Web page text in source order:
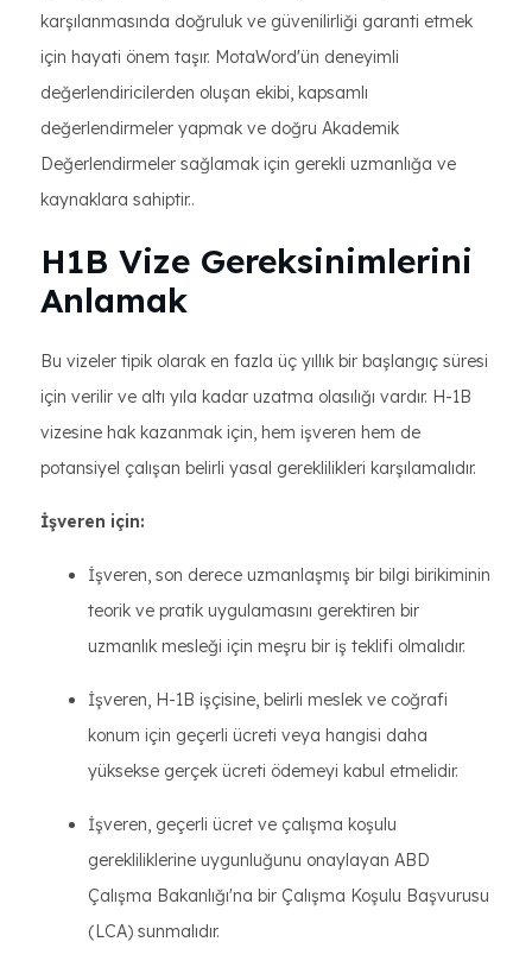
karşılanmasında doğruluk ve güvenilirliği garanti etmek
için hayati önem taşır. MotaWord'ün deneyimli
değerlendiricilerden oluşan ekibi, kapsamlı
değerlendirmeler yapmak ve doğru Akademik
Değerlendirmeler sağlamak için gerekli uzmanlığa ve
kaynaklara sahiptir..
H1B Vize Gereksinimlerini
Anlamak
Bu vizeler tipik olarak en fazla üç yıllık bir başlangıç süresi
için verilir ve altı yıla kadar uzatma olasılığı vardır. H-1B
vizesine hak kazanmak için, hem işveren hem de
potansiyel çalışan belirli yasal gereklilikleri karşılamalıdır.
İşveren için:
İşveren, son derece uzmanlaşmış bir bilgi birikiminin
teorik ve pratik uygulamasını gerektiren bir
uzmanlık mesleği için meşru bir iş teklifi olmalıdır.
İşveren, H-1B işçisine, belirli meslek ve coğrafi
konum için geçerli ücreti veya hangisi daha
yüksekse gerçek ücreti ödemeyi kabul etmelidir.
İşveren, geçerli ücret ve çalışma koşulu
gerekliliklerine uygunluğunu onaylayan ABD
Çalışma Bakanlığı'na bir Çalışma Koşulu Başvurusu
(LCA) sunmalıdır.